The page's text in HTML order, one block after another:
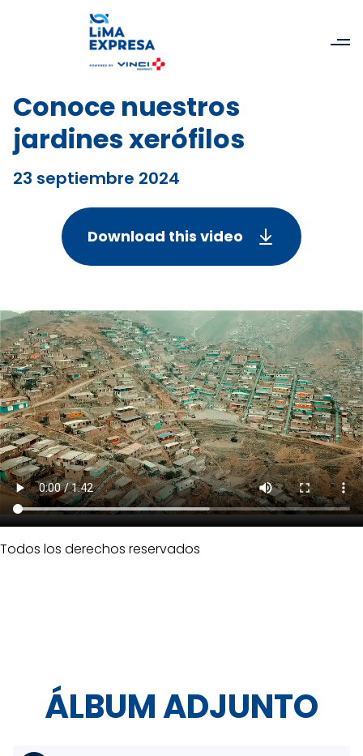
Conoce nuestros
jardines xerófilos
23 septiembre 2024
Download this video
Todos los derechos reservados
ÁLBUM ADJUNTO